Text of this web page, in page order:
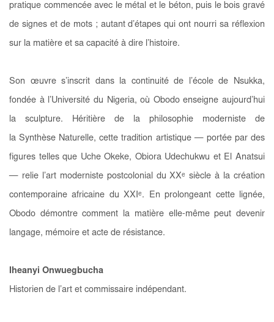
pratique commencée avec le métal et le béton, puis le bois gravé
de signes et de mots ; autant d’étapes qui ont nourri sa réflexion
sur la matière et sa capacité à dire l’histoire.
Son œuvre s’inscrit dans la continuité de l’école de Nsukka,
fondée à l’Université du Nigeria, où Obodo enseigne aujourd’hui
la sculpture. Héritière de la philosophie moderniste de
laSynthèse Naturelle, cette tradition artistique — portée par des
figures telles que Uche Okeke, Obiora Udechukwu et El Anatsui
— relie l’art moderniste postcolonial du XXᵉ siècle à la création
contemporaine africaine du XXIᵉ. En prolongeant cette lignée,
Obodo démontre comment la matière elle-même peut devenir
langage, mémoire et acte de résistance.
Iheanyi Onwuegbucha
Historien de l’art et commissaire indépendant.